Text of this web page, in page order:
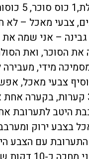
צבעי מאכל – לא
גבינה – אני שמה
את הסוכר, ואת
מידי,
צבעי מאכל,
קערות, אפשר ל-3 קערות,
היטב לתערובת
בצבע ירוק
עם הצבע